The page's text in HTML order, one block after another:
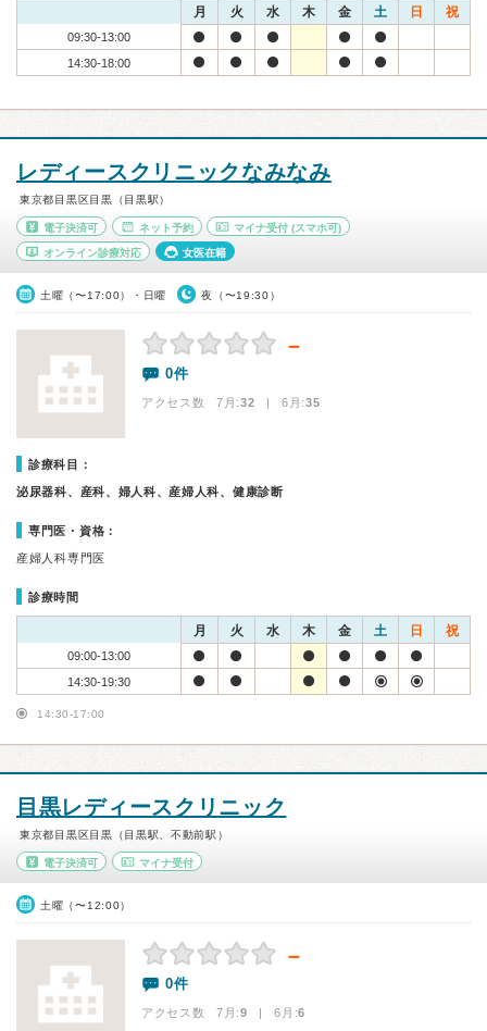
月 火 水 木 金 土 日 祝
09:30-13:00
14:30-18:00
レディースクリニックなみなみ
東京都目黒区目黒（目黒駅）
電子決済可 ネット予約 マイナ受付 (スマホ可)
オンライン診療対応 女医在籍
土曜（〜17:00）・日曜 夜（〜19:30）
－
0件
アクセス数 7月:32 | 6月:35
診療科目：
泌尿器科、産科、婦人科、産婦人科、健康診断
専門医・資格：
産婦人科専門医
診療時間
月 火 水 木 金 土 日 祝
09:00-13:00
14:30-19:30
14:30-17:00
目黒レディースクリニック
東京都目黒区目黒（目黒駅、不動前駅）
電子決済可 マイナ受付
土曜（〜12:00）
－
0件
アクセス数 7月:9 | 6月:6